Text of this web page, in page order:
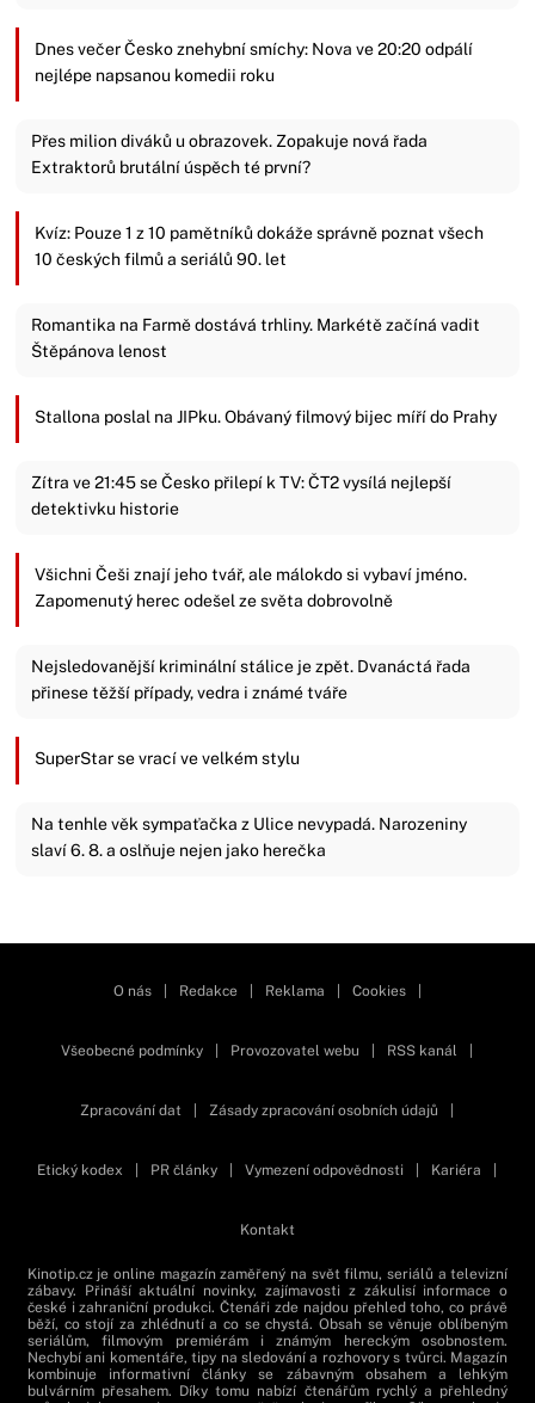
Dnes večer Česko znehybní smíchy: Nova ve 20:20 odpálí
nejlépe napsanou komedii roku
Přes milion diváků u obrazovek. Zopakuje nová řada
Extraktorů brutální úspěch té první?
Kvíz: Pouze 1 z 10 pamětníků dokáže správně poznat všech
10 českých filmů a seriálů 90. let
Romantika na Farmě dostává trhliny. Markétě začíná vadit
Štěpánova lenost
Stallona poslal na JIPku. Obávaný filmový bijec míří do Prahy
Zítra ve 21:45 se Česko přilepí k TV: ČT2 vysílá nejlepší
detektivku historie
Všichni Češi znají jeho tvář, ale málokdo si vybaví jméno.
Zapomenutý herec odešel ze světa dobrovolně
Nejsledovanější kriminální stálice je zpět. Dvanáctá řada
přinese těžší případy, vedra i známé tváře
SuperStar se vrací ve velkém stylu
Na tenhle věk sympaťačka z Ulice nevypadá. Narozeniny
slaví 6. 8. a oslňuje nejen jako herečka
O nás Redakce Reklama Cookies
Všeobecné podmínky Provozovatel webu RSS kanál
Zpracování dat Zásady zpracování osobních údajů
Etický kodex PR články Vymezení odpovědnosti Kariéra
Kontakt
Kinotip.cz je online magazín zaměřený na svět filmu, seriálů a televizní
zábavy. Přináší aktuální novinky, zajímavosti z zákulisí informace o
české i zahraniční produkci. Čtenáři zde najdou přehled toho, co právě
běží, co stojí za zhlédnutí a co se chystá. Obsah se věnuje oblíbeným
seriálům, filmovým premiérám i známým hereckým osobnostem.
Nechybí ani komentáře, tipy na sledování a rozhovory s tvůrci. Magazín
kombinuje informativní články se zábavným obsahem a lehkým
bulvárním přesahem. Díky tomu nabízí čtenářům rychlý a přehledný